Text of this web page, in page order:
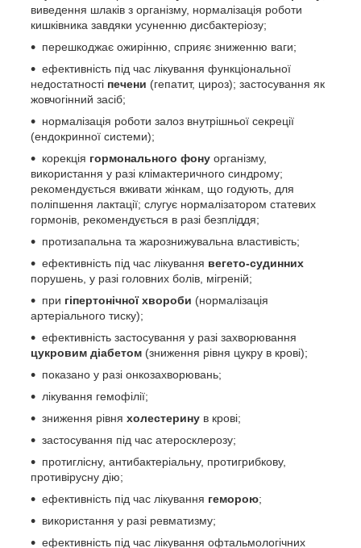
виведення шлаків з організму, нормалізація роботи
кишківника завдяки усуненню дисбактеріозу;
перешкоджає ожирінню, сприяє зниженню ваги;
ефективність під час лікування функціональної
недостатності печени (гепатит, цироз); застосування як
жовчогінний засіб;
нормалізація роботи залоз внутрішньої секреції
(ендокринної системи);
корекція гормонального фону організму,
використання у разі клімактеричного синдрому;
рекомендується вживати жінкам, що годують, для
поліпшення лактації; слугує нормалізатором статевих
гормонів, рекомендується в разі безпліддя;
протизапальна та жарознижувальна властивість;
ефективність під час лікування вегето-судинних
порушень, у разі головних болів, мігреній;
при гіпертонічної хвороби (нормалізація
артеріального тиску);
ефективність застосування у разі захворювання
цукровим діабетом (зниження рівня цукру в крові);
показано у разі онкозахворювань;
лікування гемофілії;
зниження рівня холестерину в крові;
застосування під час атеросклерозу;
протиглісну, антибактеріальну, протигрибкову,
противірусну дію;
ефективність під час лікування геморою;
використання у разі ревматизму;
ефективність під час лікування офтальмологічних